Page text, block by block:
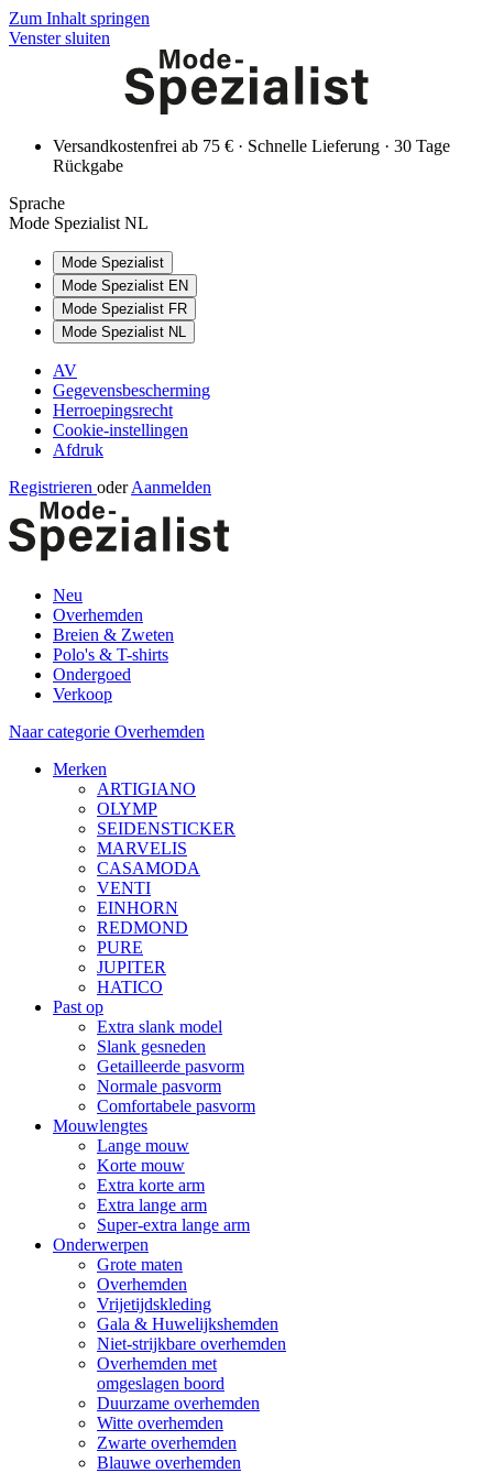
Zum Inhalt springen
Venster sluiten
Versandkostenfrei ab 75 € · Schnelle Lieferung · 30 Tage
Rückgabe
Sprache
Mode Spezialist NL
Mode Spezialist
Mode Spezialist EN
Mode Spezialist FR
Mode Spezialist NL
AV
Gegevensbescherming
Herroepingsrecht
Cookie-instellingen
Afdruk
Registrieren oder Aanmelden
Neu
Overhemden
Breien & Zweten
Polo's & T-shirts
Ondergoed
Verkoop
Naar categorie Overhemden
Merken
ARTIGIANO
OLYMP
SEIDENSTICKER
MARVELIS
CASAMODA
VENTI
EINHORN
REDMOND
PURE
JUPITER
HATICO
Past op
Extra slank model
Slank gesneden
Getailleerde pasvorm
Normale pasvorm
Comfortabele pasvorm
Mouwlengtes
Lange mouw
Korte mouw
Extra korte arm
Extra lange arm
Super-extra lange arm
Onderwerpen
Grote maten
Overhemden
Vrijetijdskleding
Gala & Huwelijkshemden
Niet-strijkbare overhemden
Overhemden met
omgeslagen boord
Duurzame overhemden
Witte overhemden
Zwarte overhemden
Blauwe overhemden